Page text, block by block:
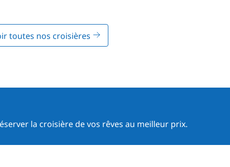
toutes nos croisières
la croisière de vos rêves au meilleur prix.